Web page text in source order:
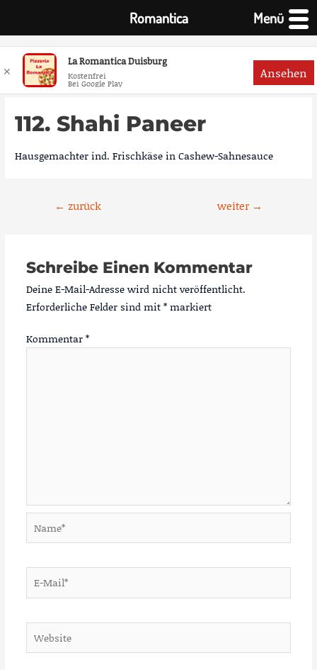
Zum
springen
112. Shahi Paneer
Hausgemachter ind. Frischkäse in Cashew-Sahnesauce
Beitragsnavigation
← zurück weiter →
Schreibe Einen Kommentar
Deine E-Mail-Adresse wird nicht veröffentlicht.
Erforderliche Felder sind mit*markiert
Kommentar*
Website
Romantica Menü
✕
La Romantica Duisburg
Kostenfrei
Bei Google Play
Ansehen